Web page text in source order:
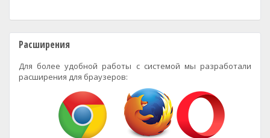
Расширения
Для более удобной работы с системой мы разработали
расширения для браузеров: